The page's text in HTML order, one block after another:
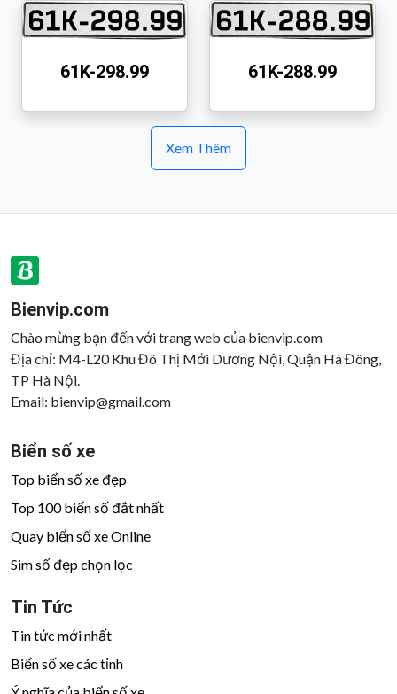
61K-298.99 61K-288.99
Xem Thêm
Bienvip.com
Chào mừng bạn đến với trang web của bienvip.com
Địa chỉ: M4-L20 Khu Đô Thị Mới Dương Nội, Quận Hà Đông,
TP Hà Nội.
Email: bienvip@gmail.com
Biển số xe
Top biển số xe đẹp
Top 100 biển số đắt nhất
Quay biển số xe Online
Sim số đẹp chọn lọc
Tin Tức
Tin tức mới nhất
Biển số xe các tỉnh